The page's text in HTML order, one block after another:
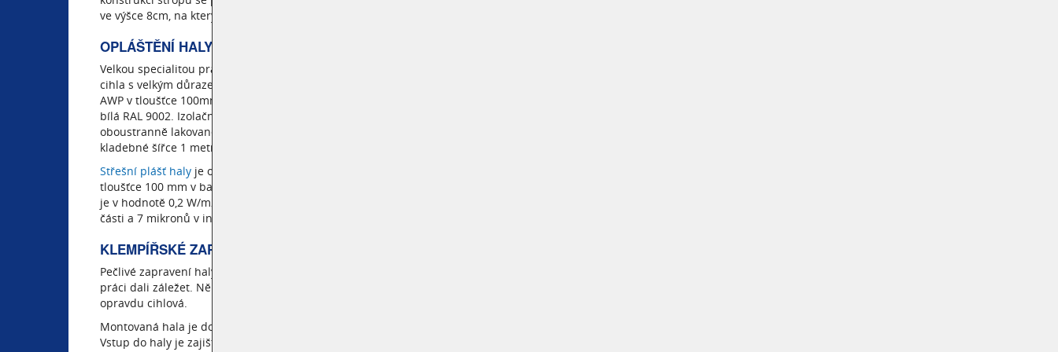
ve výšce 8cm, na který se pokládá dlažba.
OPLÁŠTĚNÍ HALY V PRAZE V IMITACI CIHLA
Velkou specialitou právě této montované haly je její stěnový ale i střešní plášť.
cihla s velkým důrazem na precizní zapravení každého detailu. Jedná se o speciální panel značky Kingspan typu KS 1000
AWP v tloušťce 100mm a požární odolností EW/EI 15 DP3 s vrchní folií imitace cihla. Interiérová barva tohoto panelu je
bílá RAL 9002. Izolační jádro panelu je tvořeno vysoce požárně odolnou izolační pěnou IPN, krycí plechy jsou
oboustranně lakované polyesterem 25 mikronů z vnější části a 7 mikronů z vnitřní části. Sendvičový panel byl položen v
kladebné šířce 1 metr.
Střešní plášť haly je opláštěn sendvičovým panelem Kingspan KS 1000 RT, který imituje střešní tašky. Panel byl dodán v
tloušťce 100 mm v barvě Terracota. Požární odolnost tohoto střešního panelu je REI 15 DP3 a součinitel prostupu tepla U
je v hodnotě 0,2 W/m2K. Krycí plechy panelu jsou oboustranně lakované polyesterem v tloušťce 35 mikronů z exteriérové
části a 7 mikronů v interiéru. Vnitřní izolační jádro je tvořeno speciální IPN pěnou.
KLEMPÍŘSKÉ ZAPRAVENÍ A VÝPLNĚ OTVORŮ HALY
Pečlivé zapravení haly bylo základním a důležitým předpokladem úspěšně předané haly. Klempíři a montážníci si na
práci dali záležet. Několik plastových oken bylo olemováno klempířským zapravením z imitace cihla tak, jako by hala byla
opravdu cihlová.
Montovaná hala je dokonale prosvětlená systémem bílých plastových oken různých rozměrů dle požadavků investora.
Vstup do haly je zajištěn křídlovými garážovými vraty 2,6x3,1 metry v barvě bílé RAL 9010. Vrata jsou zateplená a jsou bez